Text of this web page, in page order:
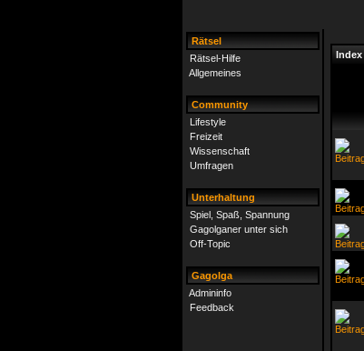
Rätsel
Rätsel-Hilfe
Allgemeines
Community
Lifestyle
Freizeit
Wissenschaft
Umfragen
Unterhaltung
Spiel, Spaß, Spannung
Gagolganer unter sich
Off-Topic
Gagolga
Admininfo
Feedback
Index